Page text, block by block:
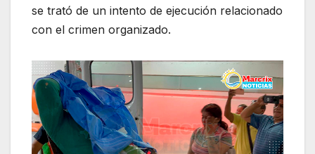
se trató de un intento de ejecución relacionado
con el crimen organizado.